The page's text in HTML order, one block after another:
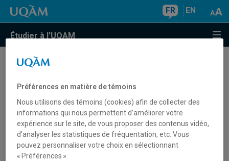
FR EN
Étudier à l'UQAM
Je suis un candidat international et je
n'ai pas de code permanent du
ministère de l'Éducation. Où puis-je
l'obtenir?
Préférences en matière de témoins
Nous utilisons des témoins (cookies) afin de collecter des
informations qui nous permettent d’améliorer votre
expérience sur le site, de vous proposer des contenus vidéo,
d’analyser les statistiques de fréquentation, etc. Vous
pouvez personnaliser votre choix en sélectionnant
« Préférences ».